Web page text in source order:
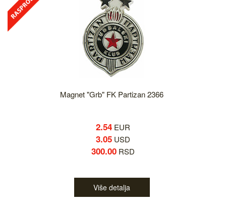
Magnet "Grb" FK Partizan 2366
2.54 EUR
3.05 USD
300.00 RSD
Više detalja